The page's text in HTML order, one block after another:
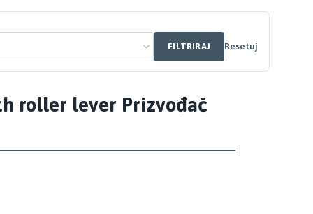
FILTRIRAJ
Resetuj
roller lever Prizvođač